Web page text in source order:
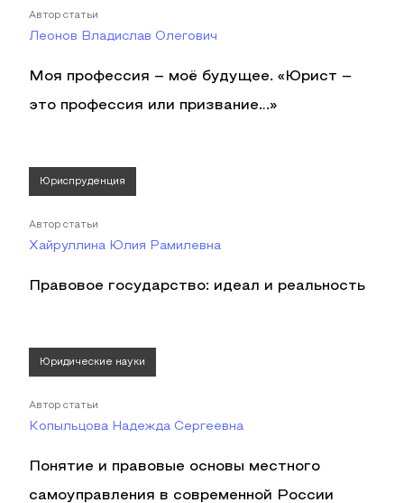
Автор статьи
Леонов Владислав Олегович
Моя профессия – моё будущее. «Юрист –
это профессия или призвание…»
Юриспруденция
Автор статьи
Хайруллина Юлия Рамилевна
Правовое государство: идеал и реальность
Юридические науки
Автор статьи
Копыльцова Надежда Сергеевна
Понятие и правовые основы местного
самоуправления в современной России